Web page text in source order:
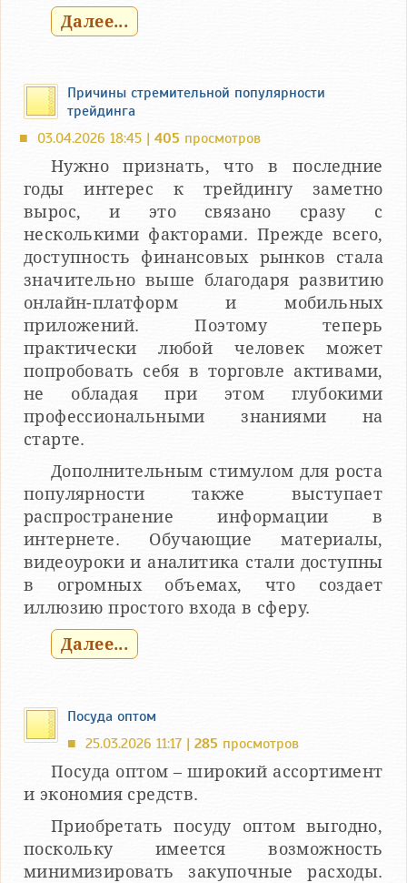
Далее...
Причины стремительной популярности
трейдинга
■ 03.04.2026 18:45 | 405 просмотров
Нужно признать, что в последние
годы интерес к трейдингу заметно
вырос, и это связано сразу с
несколькими факторами. Прежде всего,
доступность финансовых рынков стала
значительно выше благодаря развитию
онлайн-платформ и мобильных
приложений. Поэтому теперь
практически любой человек может
попробовать себя в торговле активами,
не обладая при этом глубокими
профессиональными знаниями на
старте.
Дополнительным стимулом для роста
популярности также выступает
распространение информации в
интернете. Обучающие материалы,
видеоуроки и аналитика стали доступны
в огромных объемах, что создает
иллюзию простого входа в сферу.
Далее...
Посуда оптом
■ 25.03.2026 11:17 | 285 просмотров
Посуда оптом – широкий ассортимент
и экономия средств.
Приобретать посуду оптом выгодно,
поскольку имеется возможность
минимизировать закупочные расходы.